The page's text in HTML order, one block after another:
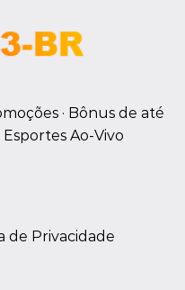
· ‎Bônus de até
‎Esportes Ao-Vivo
de Privacidade